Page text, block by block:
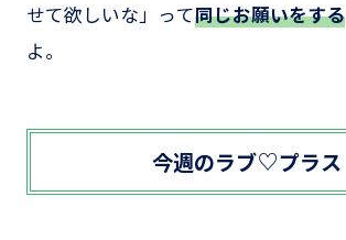
せて欲しいな」って同じお願いをする
よ。
今週のラブ♡プラス